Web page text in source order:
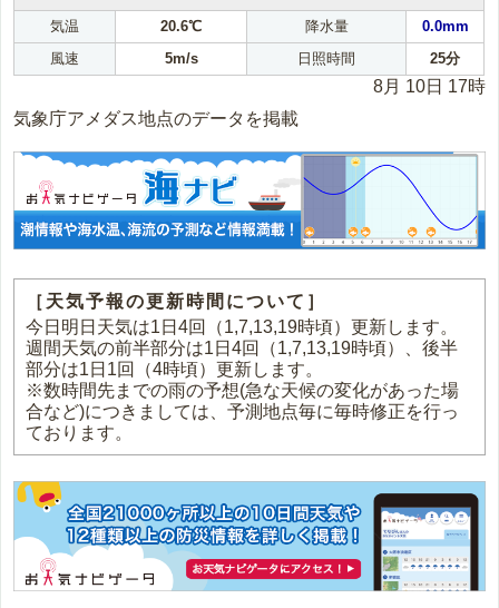
気温 20.6℃ 降水量
0.0mm
風速
5m/s 日照時間 25分
8月 10日 17時
気象庁アメダス地点のデータを掲載
［天気予報の更新時間について］
今日明日天気は1日4回（1,7,13,19時頃）更新します。
週間天気の前半部分は1日4回（1,7,13,19時頃）、後半
部分は1日1回（4時頃）更新します。
※数時間先までの雨の予想(急な天候の変化があった場
合など)につきましては、予測地点毎に毎時修正を行っ
ております。